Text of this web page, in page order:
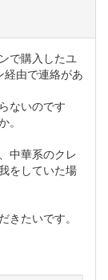
で購入したユ
経由で連絡があ
ないのです
。
中華系のクレ
をしていた場
きたいです。